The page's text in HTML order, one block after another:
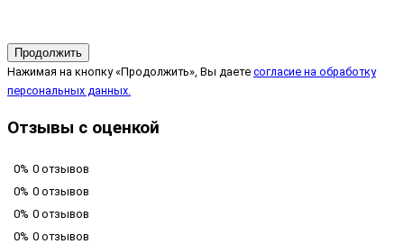
Продолжить
Нажимая на кнопку «Продолжить», Вы даете согласие на обработку
персональных данных.
Отзывы с оценкой
0% 0 отзывов
0% 0 отзывов
0% 0 отзывов
0% 0 отзывов